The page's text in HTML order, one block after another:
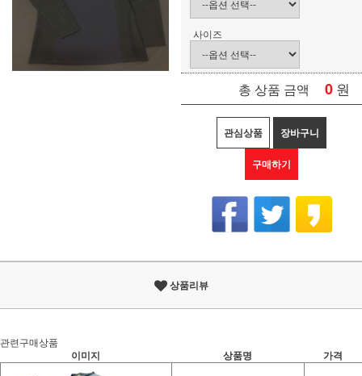
사이즈
총 상품 금액 0 원
관심상품 장바구니
구매하기
상품리뷰
관련구매상품
이미지 상품명 가격